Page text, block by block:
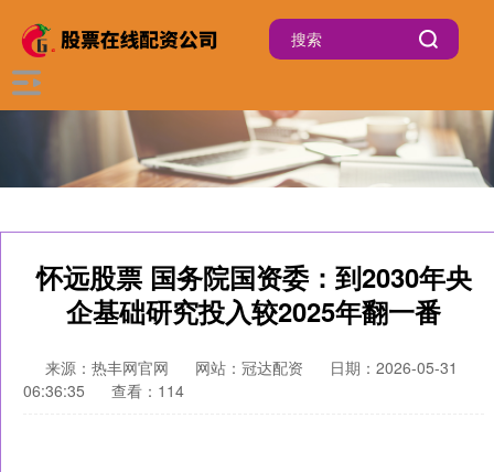
怀远股票 国务院国资委：到2030年央
企基础研究投入较2025年翻一番
来源：热丰网官网 网站：冠达配资
日期：2026-05-31
06:36:35
查看：114